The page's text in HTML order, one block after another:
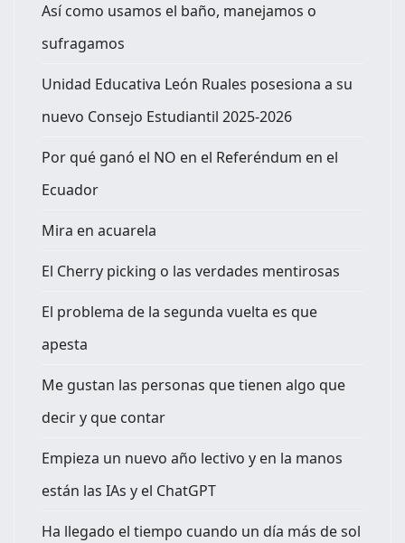
Así como usamos el baño, manejamos o
sufragamos
Unidad Educativa León Ruales posesiona a su
nuevo Consejo Estudiantil 2025-2026
Por qué ganó el NO en el Referéndum en el
Ecuador
Mira en acuarela
El Cherry picking o las verdades mentirosas
El problema de la segunda vuelta es que
apesta
Me gustan las personas que tienen algo que
decir y que contar
Empieza un nuevo año lectivo y en la manos
están las IAs y el ChatGPT
Ha llegado el tiempo cuando un día más de sol